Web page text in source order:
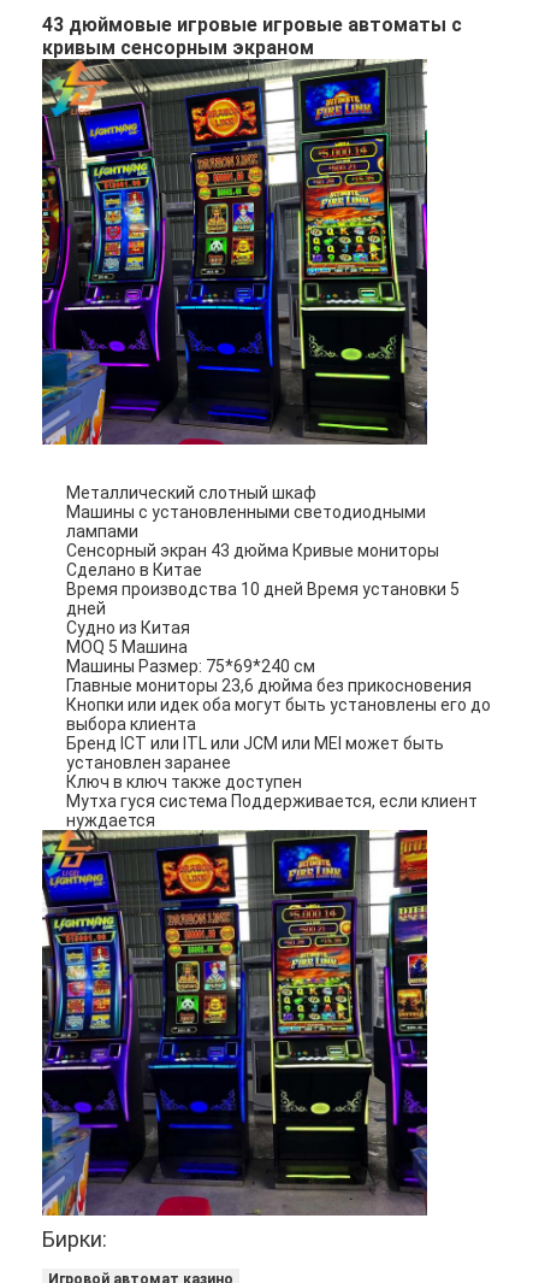
Домой
Видеозаписи
О нас
Экскурсия по заводу
Контроль качества
Свяжитесь с нами
Новости
Случаи
Игровой автомат
Игровые столы для рыб
Стол рулетки казино
машина видеоигры
Стол для баккара в казино
Игровой автомат горшка с золотом
Программное обеспечение игровых автоматов
43 дюймовые игровые игровые автоматы с
кривым сенсорным экраном
Металлический слотный шкаф
Машины с установленными светодиодными
лампами
Сенсорный экран 43 дюйма Кривые мониторы
Сделано в Китае
Время производства 10 дней Время установки 5
дней
Судно из Китая
MOQ 5 Машина
Машины Размер: 75*69*240 см
Главные мониторы 23,6 дюйма без прикосновения
Кнопки или идек оба могут быть установлены его до
выбора клиента
Бренд ICT или ITL или JCM или MEI может быть
установлен заранее
Ключ в ключ также доступен
Мутха гуся система Поддерживается, если клиент
нуждается
Бирки:
Игровой автомат казино